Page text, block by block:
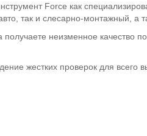
Force как
так и слесарно-монтажный, а
неизменное качество
жестких проверок для всего